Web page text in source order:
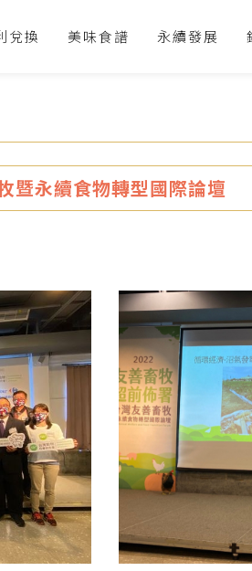
兌換 美味食譜 永續發展
暨永續食物轉型國際論壇